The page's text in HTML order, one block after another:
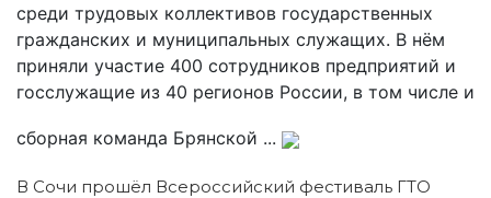
среди трудовых коллективов государственных
гражданских и муниципальных служащих. В нём
приняли участие 400 сотрудников предприятий и
госслужащие из 40 регионов России, в том числе и
сборная команда Брянской ...
В Сочи прошёл Всероссийский фестиваль ГТО